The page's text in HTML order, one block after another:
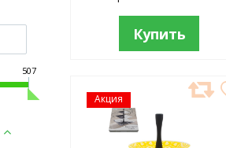
507
Купить
Акция
ДОБАВИТЬ
В
ИЗБРАННОЕ